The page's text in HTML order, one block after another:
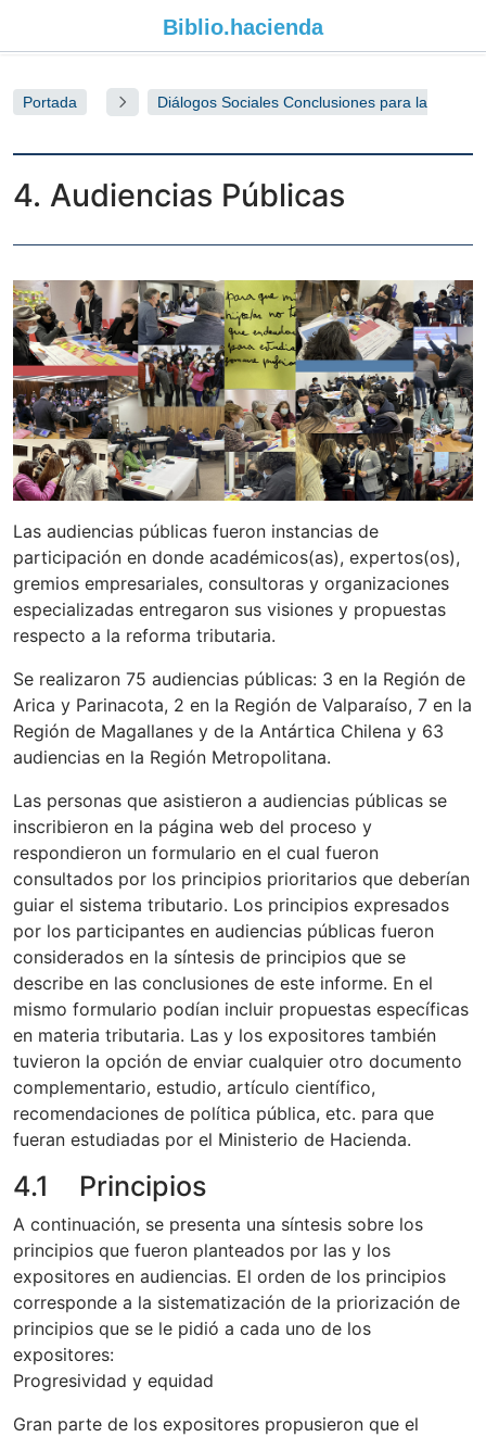
Biblio. hacienda
Portada
Diálogos Sociales Conclusiones para la
4. Audiencias Públicas
Las audiencias públicas fueron instancias de
participación en donde académicos(as), expertos(os),
gremios empresariales, consultoras y organizaciones
especializadas entregaron sus visiones y propuestas
respecto a la reforma tributaria.
Se realizaron 75 audiencias públicas: 3 en la Región de
Arica y Parinacota, 2 en la Región de Valparaíso, 7 en la
Región de Magallanes y de la Antártica Chilena y 63
audiencias en la Región Metropolitana.
Las personas que asistieron a audiencias públicas se
inscribieron en la página web del proceso y
respondieron un formulario en el cual fueron
consultados por los principios prioritarios que deberían
guiar el sistema tributario. Los principios expresados
por los participantes en audiencias públicas fueron
considerados en la síntesis de principios que se
describe en las conclusiones de este informe. En el
mismo formulario podían incluir propuestas específicas
en materia tributaria. Las y los expositores también
tuvieron la opción de enviar cualquier otro documento
complementario, estudio, artículo científico,
recomendaciones de política pública, etc. para que
fueran estudiadas por el Ministerio de Hacienda.
4.1 Principios
A continuación, se presenta una síntesis sobre los
principios que fueron planteados por las y los
expositores en audiencias. El orden de los principios
corresponde a la sistematización de la priorización de
principios que se le pidió a cada uno de los
expositores:
Progresividad y equidad
Gran parte de los expositores propusieron que el